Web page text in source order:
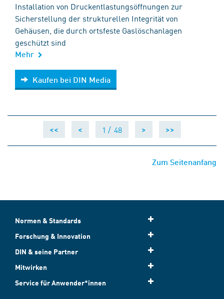
Installation von Druckentlastungsöffnungen zur
Sicherstellung der strukturellen Integrität von
Gehäusen, die durch ortsfeste Gaslöschanlagen
geschützt sind
Mehr
Kaufen bei DIN Media
Kaufen bei DIN Media
<< < 1 / 48 > >>
Zum Seitenanfang
Normen & Standards
Forschung & Innovation
DIN & seine Partner
Mitwirken
Service für Anwender*innen